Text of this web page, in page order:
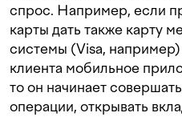
спрос. Например, если
карты дать также карту
системы (Visa, например)
клиента мобильное
то он начинает
операции, открывать